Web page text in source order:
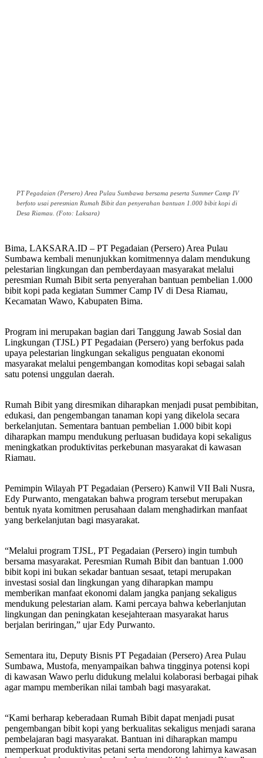
PT Pegadaian (Persero) Area Pulau Sumbawa bersama peserta Summer Camp IV
berfoto usai peresmian Rumah Bibit dan penyerahan bantuan 1.000 bibit kopi di
Desa Riamau. (Foto: Laksara)
Bima, LAKSARA.ID – PT Pegadaian (Persero) Area Pulau
Sumbawa kembali menunjukkan komitmennya dalam mendukung
pelestarian lingkungan dan pemberdayaan masyarakat melalui
peresmian Rumah Bibit serta penyerahan bantuan pembelian 1.000
bibit kopi pada kegiatan Summer Camp IV di Desa Riamau,
Kecamatan Wawo, Kabupaten Bima.
Program ini merupakan bagian dari Tanggung Jawab Sosial dan
Lingkungan (TJSL) PT Pegadaian (Persero) yang berfokus pada
upaya pelestarian lingkungan sekaligus penguatan ekonomi
masyarakat melalui pengembangan komoditas kopi sebagai salah
satu potensi unggulan daerah.
Rumah Bibit yang diresmikan diharapkan menjadi pusat pembibitan,
edukasi, dan pengembangan tanaman kopi yang dikelola secara
berkelanjutan. Sementara bantuan pembelian 1.000 bibit kopi
diharapkan mampu mendukung perluasan budidaya kopi sekaligus
meningkatkan produktivitas perkebunan masyarakat di kawasan
Riamau.
Pemimpin Wilayah PT Pegadaian (Persero) Kanwil VII Bali Nusra,
Edy Purwanto, mengatakan bahwa program tersebut merupakan
bentuk nyata komitmen perusahaan dalam menghadirkan manfaat
yang berkelanjutan bagi masyarakat.
“Melalui program TJSL, PT Pegadaian (Persero) ingin tumbuh
bersama masyarakat. Peresmian Rumah Bibit dan bantuan 1.000
bibit kopi ini bukan sekadar bantuan sesaat, tetapi merupakan
investasi sosial dan lingkungan yang diharapkan mampu
memberikan manfaat ekonomi dalam jangka panjang sekaligus
mendukung pelestarian alam. Kami percaya bahwa keberlanjutan
lingkungan dan peningkatan kesejahteraan masyarakat harus
berjalan beriringan,” ujar Edy Purwanto.
Sementara itu, Deputy Bisnis PT Pegadaian (Persero) Area Pulau
Sumbawa, Mustofa, menyampaikan bahwa tingginya potensi kopi
di kawasan Wawo perlu didukung melalui kolaborasi berbagai pihak
agar mampu memberikan nilai tambah bagi masyarakat.
“Kami berharap keberadaan Rumah Bibit dapat menjadi pusat
pengembangan bibit kopi yang berkualitas sekaligus menjadi sarana
pembelajaran bagi masyarakat. Bantuan ini diharapkan mampu
memperkuat produktivitas petani serta mendorong lahirnya kawasan